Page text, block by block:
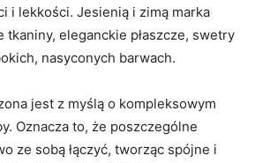
i lekkości. Jesienią i zimą marka
eleganckie płaszcze, swetry
nasyconych barwach.
jest z myślą o kompleksowym
Oznacza to, że poszczególne
ze sobą łączyć, tworząc spójne i